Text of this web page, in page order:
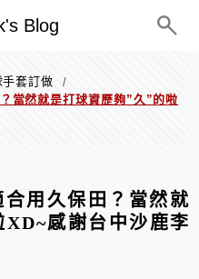
Blog
套訂做
/
當然就是打球資歷夠”久”的啦
合用久保田？當然就
感謝台中沙鹿李